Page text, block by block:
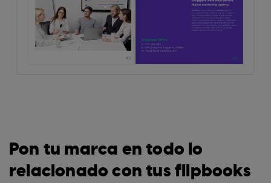
Pon tu marca en todo lo
relacionado con tus flipbooks